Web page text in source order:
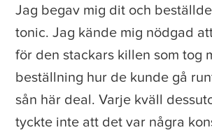
Jag begav mig dit och
tonic. Jag kände mig nödgad
för den stackars killen som tog
beställning hur de kunde gå
sån här deal. Varje kväll
tyckte inte att det var några